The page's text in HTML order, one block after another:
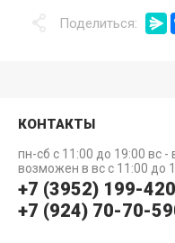
Поделиться:
КОНТАКТЫ
пн-сб с 11:00 до 19:00 вс
возможен в вс с 11:00 до
+7 (3952) 199-420
+7 (924) 70-70-